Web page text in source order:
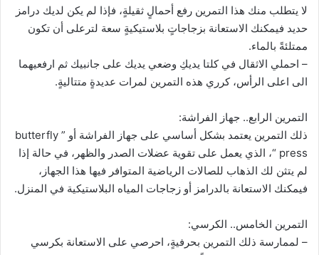
لا يتطلب منك هذا التمرين رفع أحمالٍ ثقيلةٍ، فإذا لم يكن لديك درامز
حديد فيمكنك الاستعانة بزجاجاتٍ بلاستيكيةٍ سعة لترعلى أن تكون
ممتلئةً بالماء.
– احملي الاثقال في كلتا يديكِ وضعي يديك على جانبيك ثم ارفعيهما
الى اعلى الرأس، كرري هذه التمرين لمرات عديدةٍ متتاليةٍ.
التمرين الرابع.. جهاز الفراشة:
ذلك التمرين يعتمد بشكل أساسي على جهاز الفراشة أو ” butterfly
press “، الذي يعمل على تقوية عضلات الصدر والظهر، في حالة إذا
لم يتثن لك الذهاب للصالات الرياضية المتوافر فيها هذا الجهاز،
فيمكنك الاستعانة بالدرامز أو زجاجات المياه البلاستيكية في المنزل.
التمرين الخامس.. الكرسي:
– لممارسة ذلك التمرين بحرفيةٍ، احرصي على الاستعانة بكرسي